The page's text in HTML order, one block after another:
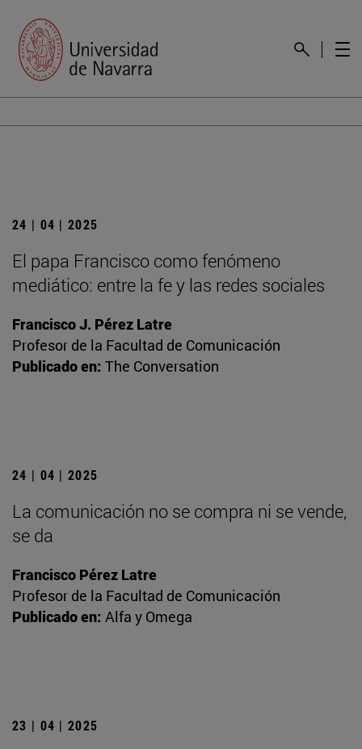
24 | 04 | 2025
El papa Francisco como fenómeno
mediático: entre la fe y las redes sociales
Francisco J. Pérez Latre
Profesor de la Facultad de Comunicación
Publicado en: The Conversation
24 | 04 | 2025
La comunicación no se compra ni se vende,
se da
Francisco Pérez Latre
Profesor de la Facultad de Comunicación
Publicado en: Alfa y Omega
23 | 04 | 2025